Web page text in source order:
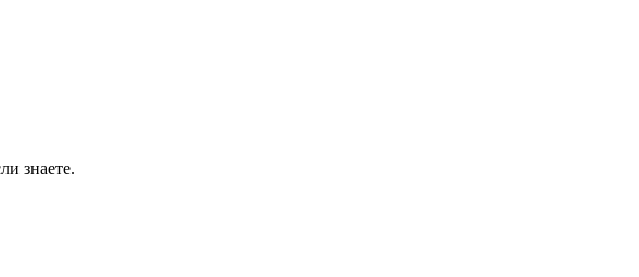
знаете.